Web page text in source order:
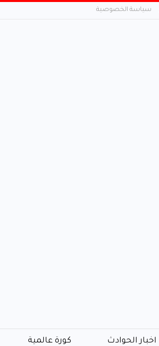
سياسة الخصوصية
اخبار الحوادث كورة عالمية